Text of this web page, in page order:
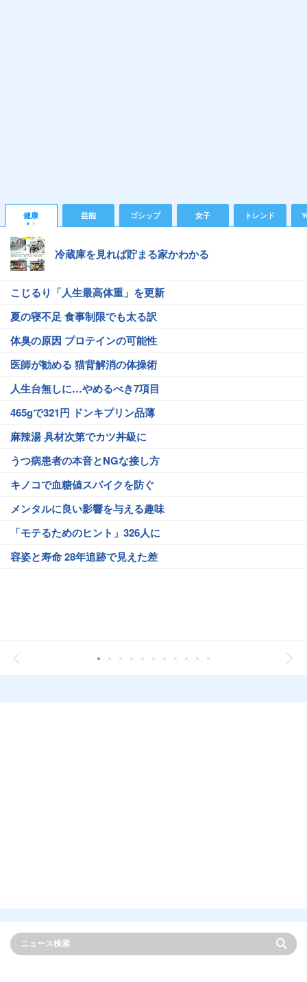
健康 芸能 ゴシップ 女子 トレンド
冷蔵庫を見れば貯まる家かわかる
こじるり「人生最高体重」を更新
夏の寝不足 食事制限でも太る訳
体臭の原因 プロテインの可能性
医師が勧める 猫背解消の体操術
人生台無しに…やめるべき7項目
465gで321円 ドンキプリン品薄
麻辣湯 具材次第でカツ丼級に
うつ病患者の本音とNGな接し方
キノコで血糖値スパイクを防ぐ
メンタルに良い影響を与える趣味
「モテるためのヒント」326人に
容姿と寿命 28年追跡で見えた差